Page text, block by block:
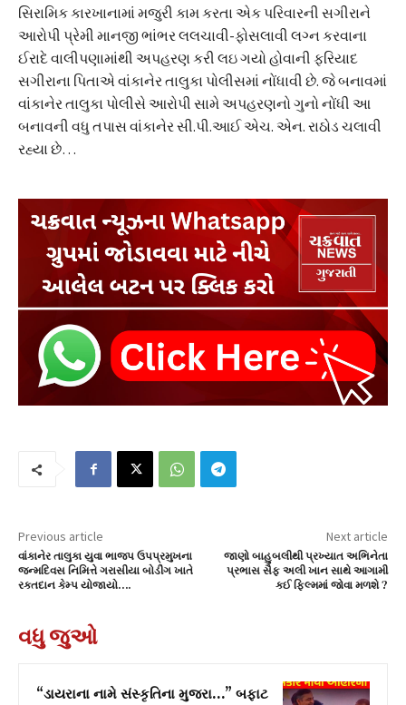
સિરામિક કારખાનામાં મજુરી કામ કરતા એક પરિવારની સગીરાને
આરોપી પ્રેમી માનજી ભાંભર લલચાવી-ફોસલાવી લગ્ન કરવાના
ઈરાદે વાલીપણામાંથી અપહરણ કરી લઇ ગયો હોવાની ફરિયાદ
સગીરાના પિતાએ વાંકાનેર તાલુકા પોલીસમાં નોંધાવી છે. જે બનાવમાં
વાંકાનેર તાલુકા પોલીસે આરોપી સામે અપહરણનો ગુનો નોંધી આ
બનાવની વધુ તપાસ વાંકાનેર સી.પી.આઈ એચ. એન. રાઠોડ ચલાવી
રહ્યા છે…
Previous article
વાંકાનેર તાલુકા યુવા ભાજપ ઉપપ્રમુખના
જન્મદિવસ નિમિત્તે ગરાસીયા બોડીંગ ખાતે
રક્તદાન કેમ્પ યોજાયો….
Next article
જાણો બાહુબલીથી પ્રખ્યાત અભિનેતા
પ્રભાસ સૈફ અલી ખાન સાથે આગામી
કઈ ફિલ્મમાં જોવા મળશે ?
વધુ જુઓ
“ડાયરાના નામે સંસ્કૃતિના મુજરા…” બફાટ